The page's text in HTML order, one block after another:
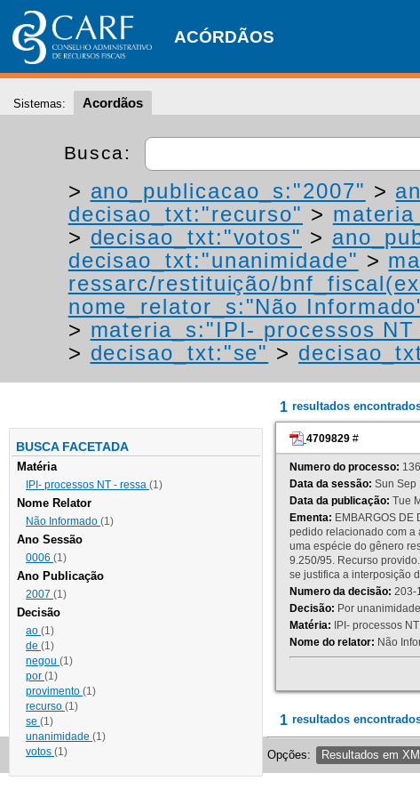
ACÓRDÃOS
Sistemas: Acordãos
Busca:
> ano_publicacao_s:"2007" >
decisao_txt:"recurso" >
> decisao_txt:"votos" >
decisao_txt:"unanimidade" >
ressarc/restituição/
nome_relator_s:"Não
> materia_s:"IPI- processos
> decisao_txt:"se" >
BUSCA FACETADA
Matéria
IPI- processos NT - ressa (1)
Nome Relator
Não Informado (1)
Ano Sessão
0006 (1)
Ano Publicação
2007 (1)
Decisão
ao (1)
de (1)
negou (1)
por (1)
provimento (1)
recurso (1)
se (1)
unanimidade (1)
votos (1)
1 resultados
4709829 #
Numero do processo:
Data da sessão: Sun Sep
Data da publicação: Tue
Ementa: EMBARGOS
pedido relacionado com a
uma espécie do gênero
9.250/95. Recurso
se justifica a interposição
Numero da decisão: 203-
Decisão: Por
Matéria: IPI- processos
Nome do relator: Não
1 resultados
Opções: Resultados em XML